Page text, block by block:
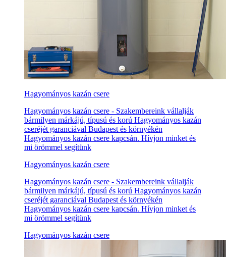
Hagyományos kazán csere
Hagyományos kazán csere - Szakembereink vállalják
bármilyen márkájú, típusú és korú Hagyományos kazán
cseréjét garanciával Budapest és környékén
Hagyományos kazán csere kapcsán. Hívjon minket és
mi örömmel segítünk
Hagyományos kazán csere
Hagyományos kazán csere - Szakembereink vállalják
bármilyen márkájú, típusú és korú Hagyományos kazán
cseréjét garanciával Budapest és környékén
Hagyományos kazán csere kapcsán. Hívjon minket és
mi örömmel segítünk
Hagyományos kazán csere